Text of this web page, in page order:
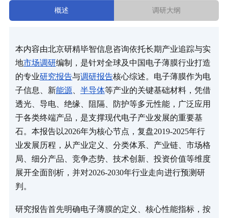
概述 调研大纲
本内容由北京研精毕智信息咨询依托长期产业追踪与实
地市场调研编制，是针对全球及中国电子薄膜行业打造
的专业研究报告与调研报告核心综述。电子薄膜作为电
子信息、新能源、 半导体等产业的关键基础材料，凭借
透光、导电、绝缘、阻隔、防护等多元性能，广泛应用
于各类终端产品，是支撑现代电子产业发展的重要基
石。本报告以2026年为核心节点，复盘2019-2025年行
业发展历程，从产业定义、分类体系、产业链、市场格
局、细分产品、竞争态势、技术创新、投资价值等维度
展开全面剖析，并对2026-2030年行业走向进行预测研
判。
研究报告首先明确电子薄膜的定义、核心性能指标，按